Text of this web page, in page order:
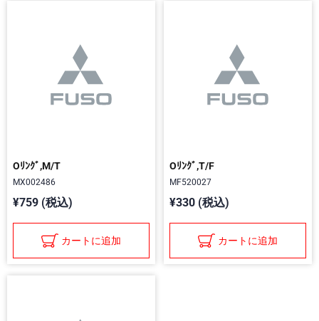
Oﾘﾝｸﾞ,M/T
MX002486
¥759 (税込)
カートに追加
Oﾘﾝｸﾞ,T/F
MF520027
¥330 (税込)
カートに追加